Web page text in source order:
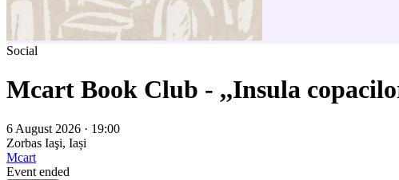
Social
Mcart Book Club - ,,Insula
6 August 2026 · 19:00
Zorbas Iaşi, Iași
Mcart
Event ended